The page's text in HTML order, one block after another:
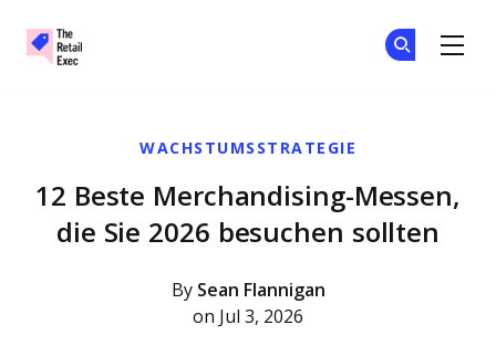
WACHSTUMSSTRATEGIE
12 Beste Merchandising-Messen,
die Sie 2026 besuchen sollten
By Sean Flannigan
on Jul 3, 2026